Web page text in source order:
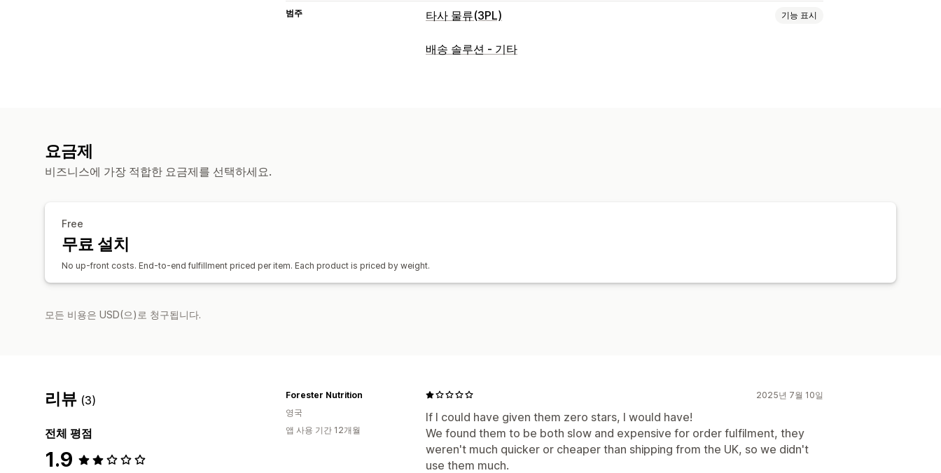
범주 타사 물류(3PL) 기능 표시
주문 관리
배송 솔루션 - 기타
요금제
비즈니스에 가장 적합한 요금제를 선택하세요.
Free
무료 설치
No up-front costs. End-to-end fulfillment priced per item. Each product is priced by weight.
모든 비용은 USD(으)로 청구됩니다.
리뷰 (3)
전체 평점
1.9
2025년 7월 10일
If I could have given them zero stars, I would have!
We found them to be both slow and expensive for order fulfilment, they
weren't much quicker or cheaper than shipping from the UK, so we didn't
use them much.
Forester Nutrition
영국
앱 사용 기간 12개월